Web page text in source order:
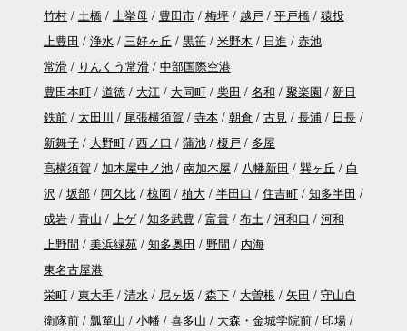
竹村
土橋 上挙母 豊田市 梅坪 越戸 平戸橋
猿投
上豊田
浄水 三好ヶ丘 黒笹 米野木 日進
赤池
常滑
りんくう常滑
中部国際空港
豊田本町
道徳 大江 大同町 柴田 名和 聚楽園
新日
鉄前
太田川 尾張横須賀 寺本 朝倉 古見 長浦
日長
新舞子
大野町 西ノ口 蒲池 榎戸
多屋
高横須賀
加木屋中ノ池 南加木屋 八幡新田 巽ヶ丘
白
沢
坂部 阿久比 椋岡 植大 半田口 住吉町
知多半田
成岩
青山 上ゲ 知多武豊 富貴 布土 河和口
河和
上野間
美浜緑苑 知多奥田 野間
内海
東名古屋港
栄町
東大手 清水 尼ヶ坂 森下 大曽根 矢田
守山自
衛隊前
瓢箪山 小幡 喜多山 大森・金城学院前
印場